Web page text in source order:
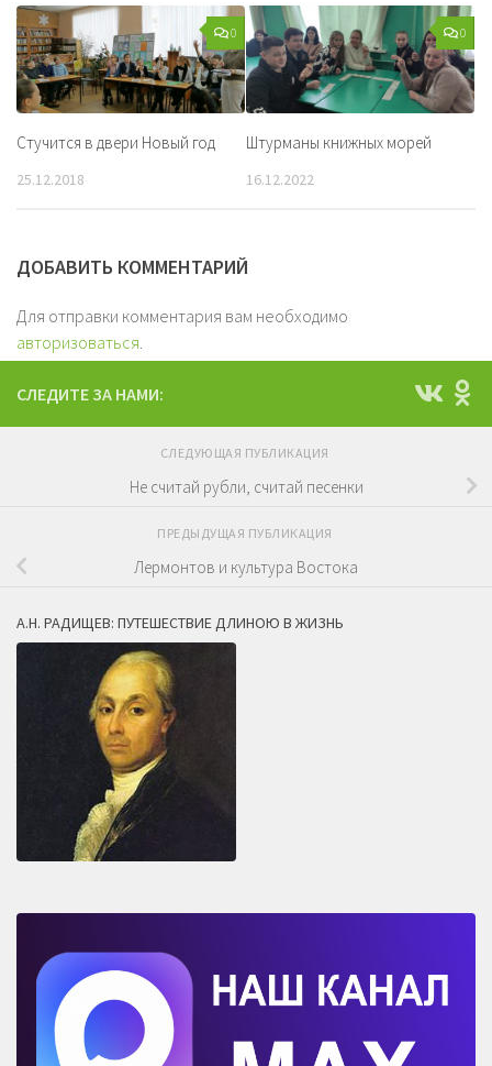
0
Стучится в двери Новый год
25.12.2018
0
Штурманы книжных морей
16.12.2022
ДОБАВИТЬ КОММЕНТАРИЙ
Для отправки комментария вам необходимо
авторизоваться.
СЛЕДИТЕ ЗА НАМИ:
СЛЕДУЮЩАЯ ПУБЛИКАЦИЯ
Не считай рубли, считай песенки
ПРЕДЫДУЩАЯ ПУБЛИКАЦИЯ
Лермонтов и культура Востока
А.Н. РАДИЩЕВ: ПУТЕШЕСТВИЕ ДЛИНОЮ В ЖИЗНЬ